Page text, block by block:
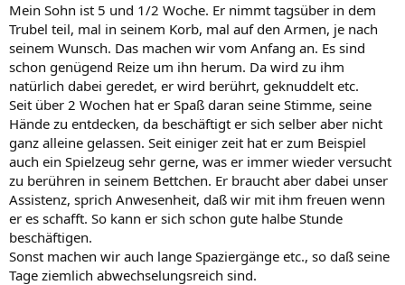
Mein Sohn ist 5 und 1/2 Woche. Er nimmt tagsüber in dem
Trubel teil, mal in seinem Korb, mal auf den Armen, je nach
seinem Wunsch. Das machen wir vom Anfang an. Es sind
schon genügend Reize um ihn herum. Da wird zu ihm
natürlich dabei geredet, er wird berührt, geknuddelt etc.
Seit über 2 Wochen hat er Spaß daran seine Stimme, seine
Hände zu entdecken, da beschäftigt er sich selber aber nicht
ganz alleine gelassen. Seit einiger zeit hat er zum Beispiel
auch ein Spielzeug sehr gerne, was er immer wieder versucht
zu berühren in seinem Bettchen. Er braucht aber dabei unser
Assistenz, sprich Anwesenheit, daß wir mit ihm freuen wenn
er es schafft. So kann er sich schon gute halbe Stunde
beschäftigen.
Sonst machen wir auch lange Spaziergänge etc., so daß seine
Tage ziemlich abwechselungsreich sind.